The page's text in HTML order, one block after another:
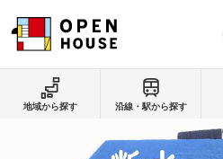
地域から探す 沿線・駅から探す